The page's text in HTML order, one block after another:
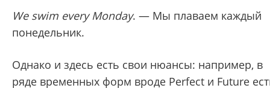
We swim every Monday. — Мы плаваем каждый
понедельник.
Однако и здесь есть свои нюансы: например, в
ряде временных форм вроде Perfect и Future